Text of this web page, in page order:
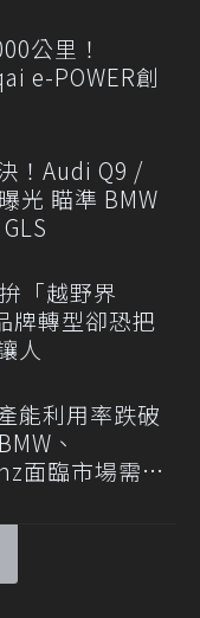
公里！
e-POWER創
！Audi Q9 /
光 瞄準 BMW
「越野界
轉型卻恐把
人
能利用率跌破
、
面臨市場需求